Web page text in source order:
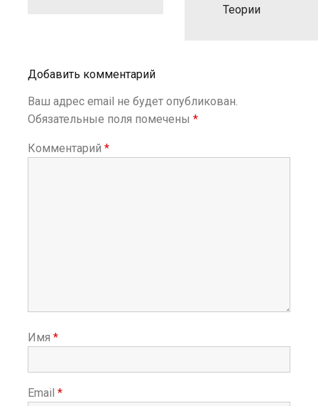
а
и
с
м
Теории
Добавить комментарий
Ваш адрес email не будет опубликован.
Обязательные поля помечены *
Комментарий *
Имя *
Email *